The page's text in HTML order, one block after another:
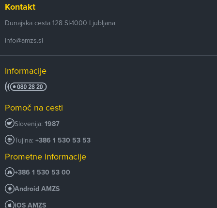
Kontakt
Dunajska cesta 128 SI-1000 Ljubljana
info@amzs.si
Informacije
Pomoč na cesti
Slovenija: 1987
Tujina: +386 1 530 53 53
Prometne informacije
+386 1 530 53 00
Android AMZS
iOS AMZS